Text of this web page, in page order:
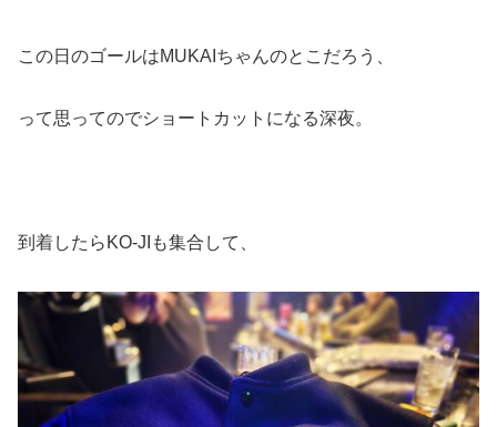
この日のゴールはMUKAIちゃんのとこだろう、
って思ってのでショートカットになる深夜。
到着したらKO-JIも集合して、